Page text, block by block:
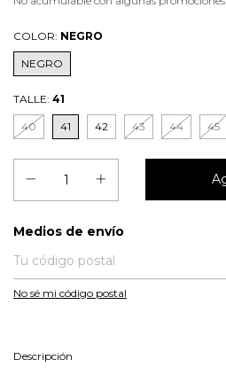
COLOR: NEGRO
NEGRO
TALLE: 41
40 41 42 43 44 45
Entregas para el CP:
Medios de envío
No sé mi código postal
Descripción